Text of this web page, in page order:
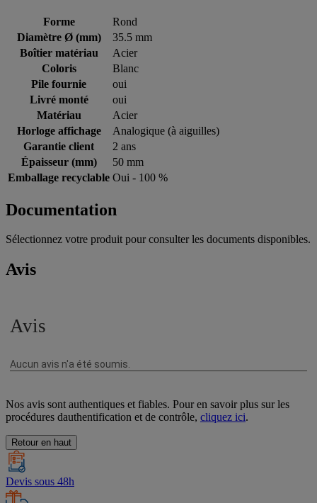
Forme
Rond
Diamètre Ø (mm)
35.5 mm
Boîtier matériau
Acier
Coloris
Blanc
Pile fournie
oui
Livré monté
oui
Matériau
Acier
Horloge affichage
Analogique (à aiguilles)
Garantie client
2 ans
Épaisseur (mm)
50 mm
Emballage recyclable Oui - 100 %
Documentation
Sélectionnez votre produit pour consulter les documents disponibles.
Avis
Nos avis sont authentiques et fiables. Pour en savoir plus sur les
procédures dauthentification et de contrôle, cliquez ici.
Retour en haut
Devis sous 48h